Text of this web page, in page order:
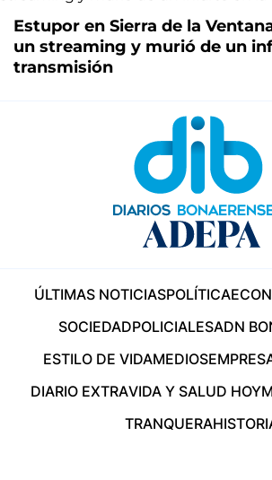
Estupor en Sierra de la
un streaming y murió de un
transmisión
ÚLTIMAS NOTICIASPOLÍTICA
SOCIEDADPOLICIALESADN
ESTILO DE VIDAMEDIOS
DIARIO EXTRAVIDA Y SALUD HOY
TRANQUERA